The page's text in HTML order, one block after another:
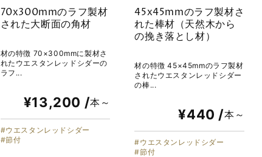
70x300mmのラフ製材
された大断面の角材
材の特徴 70×300mmに製材さ
れたウエスタンレッドシダーの
ラフ...
¥13,200 /本～
ウエスタンレッドシダー
節付
45x45mmのラフ製材さ
れた棒材（天然木から
の挽き落とし材）
材の特徴 45×45mmのラフ製材
されたウエスタンレッドシダー
の棒...
¥440 /本～
ウエスタンレッドシダー
節付